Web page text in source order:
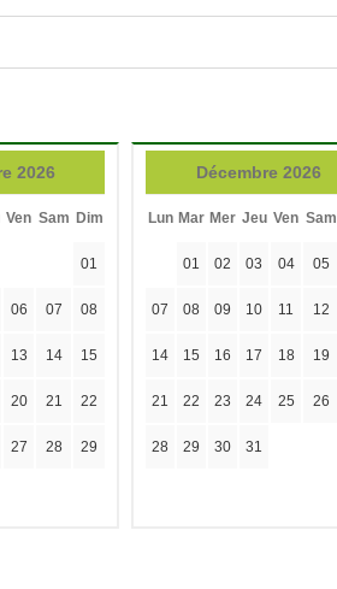
2026
Ven Sam Dim
01
06 07 08
13 14 15
20 21 22
27 28 29
Décembre 2026
Lun Mar Mer Jeu Ven Sam
01 02 03 04 05
07 08 09 10 11 12
14 15 16 17 18 19
21 22 23 24 25 26
28 29 30 31